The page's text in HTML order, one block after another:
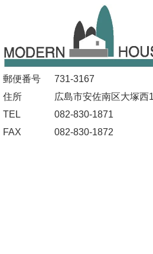
郵便番号
731-3167
住所
広島市安佐南区大塚西
TEL
082-830-1871
FAX
082-830-1872